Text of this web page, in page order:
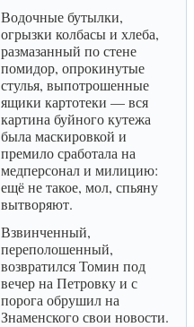
Водочные бутылки,
огрызки колбасы и хлеба,
размазанный по стене
помидор, опрокинутые
стулья, выпотрошенные
ящики картотеки — вся
картина буйного кутежа
была маскировкой и
премило сработала на
медперсонал и милицию:
ещё не такое, мол, спьяну
вытворяют.
Взвинченный,
переполошенный,
возвратился Томин под
вечер на Петровку и с
порога обрушил на
Знаменского свои новости.